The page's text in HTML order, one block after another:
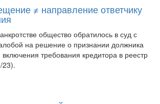
≠ направление ответчику
общество обратилось в суд с
на решение о признании должника
требования кредитора в реестр